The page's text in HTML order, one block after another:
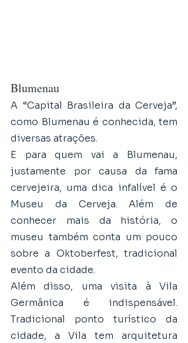
Blumenau
A “Capital Brasileira da Cerveja”,
como Blumenau é conhecida, tem
diversas atrações.
E para quem vai a Blumenau,
justamente por causa da fama
cervejeira, uma dica infalível é o
Museu da Cerveja. Além de
conhecer mais da história, o
museu também conta um pouco
sobre a Oktoberfest, tradicional
evento da cidade.
Além disso, uma visita à Vila
Germânica é indispensável.
Tradicional ponto turístico da
cidade, a Vila tem arquitetura